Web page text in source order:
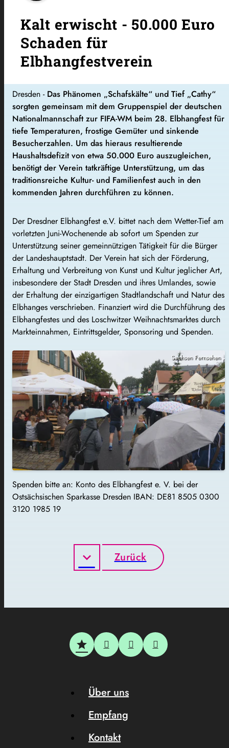
Kalt erwischt - 50.000 Euro
Schaden für
Elbhangfestverein
Dresden - Das Phänomen „Schafskälte“ und Tief „Cathy“
sorgten gemeinsam mit dem Gruppenspiel der deutschen
Nationalmannschaft zur FIFA-WM beim 28. Elbhangfest für
tiefe Temperaturen, frostige Gemüter und sinkende
Besucherzahlen. Um das hieraus resultierende
Haushaltsdefizit von etwa 50.000 Euro auszugleichen,
benötigt der Verein tatkräftige Unterstützung, um das
traditionsreiche Kultur- und Familienfest auch in den
kommenden Jahren durchführen zu können.
Der Dresdner Elbhangfest e.V. bittet nach dem Wetter-Tief am
vorletzten Juni-Wochenende ab sofort um Spenden zur
Unterstützung seiner gemeinnützigen Tätigkeit für die Bürger
der Landeshauptstadt. Der Verein hat sich der Förderung,
Erhaltung und Verbreitung von Kunst und Kultur jeglicher Art,
insbesondere der Stadt Dresden und ihres Umlandes, sowie
der Erhaltung der einzigartigen Stadtlandschaft und Natur des
Elbhanges verschrieben. Finanziert wird die Durchführung des
Elbhangfestes und des Loschwitzer Weihnachtsmarktes durch
Markteinnahmen, Eintrittsgelder, Sponsoring und Spenden.
Sachsen Fernsehen
Spenden bitte an: Konto des Elbhangfest e. V. bei der
Ostsächsischen Sparkasse Dresden IBAN: DE81 8505 0300
3120 1985 19
Zurück
Über uns
Empfang
Kontakt